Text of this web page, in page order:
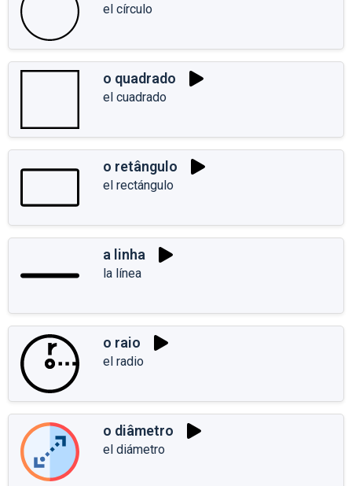
el círculo
o quadrado
el cuadrado
o retângulo
el rectángulo
a linha
la línea
o raio
el radio
o diâmetro
el diámetro